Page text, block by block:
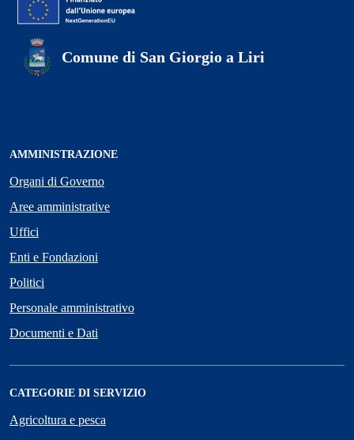
Comune di San Giorgio a Liri
AMMINISTRAZIONE
Organi di Governo
Aree amministrative
Uffici
Enti e Fondazioni
Politici
Personale amministrativo
Documenti e Dati
CATEGORIE DI SERVIZIO
Agricoltura e pesca